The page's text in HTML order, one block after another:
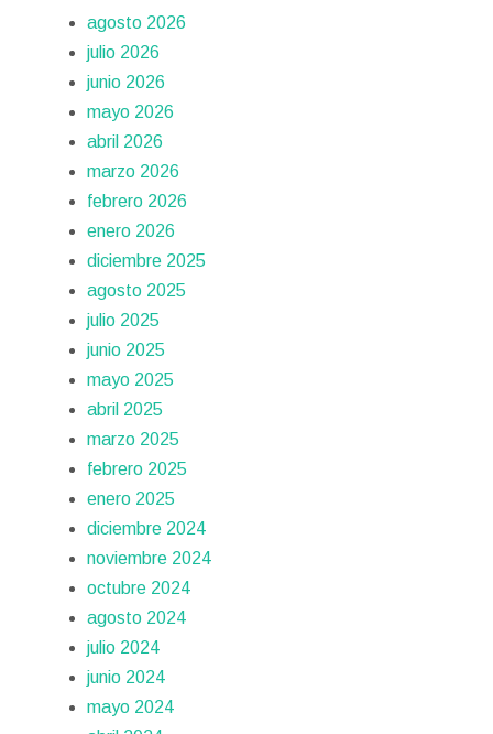
agosto 2026
julio 2026
junio 2026
mayo 2026
abril 2026
marzo 2026
febrero 2026
enero 2026
diciembre 2025
agosto 2025
julio 2025
junio 2025
mayo 2025
abril 2025
marzo 2025
febrero 2025
enero 2025
diciembre 2024
noviembre 2024
octubre 2024
agosto 2024
julio 2024
junio 2024
mayo 2024